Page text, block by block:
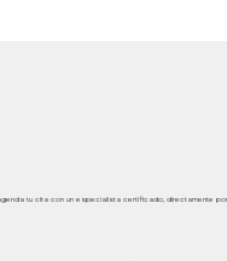
tu cita con un especialista certificado, directamente